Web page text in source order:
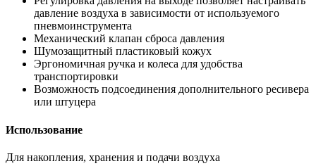
давление воздуха в зависимости от используемого
пневмоинструмента
Механический клапан сброса давления
Шумозащитный пластиковый кожух
Эргономичная ручка и колеса для удобства
транспортировки
Возможность подсоединения дополнительного ресивера
или штуцера
Использование
Для накопления, хранения и подачи воздуха